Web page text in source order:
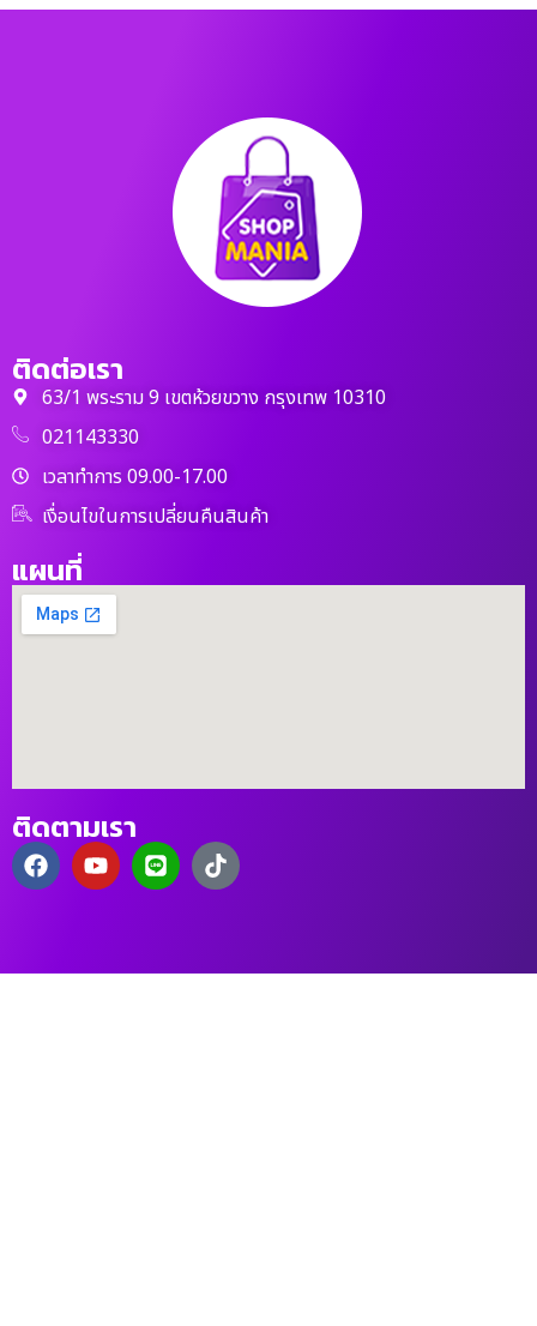
ติดต่อเรา
63/1 พระราม 9 เขตห้วยขวาง กรุงเทพ 10310
021143330
เวลาทำการ 09.00-17.00
เงื่อนไขในการเปลี่ยนคืนสินค้า
แผนที่
ติดตามเรา